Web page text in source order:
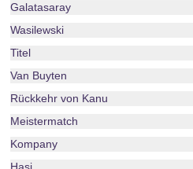
Galatasaray
Wasilewski
Titel
Van Buyten
Rückkehr von Kanu
Meistermatch
Kompany